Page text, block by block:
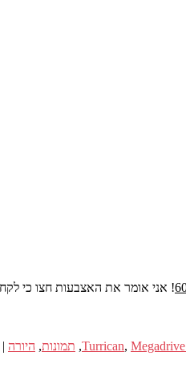
! אני אומר את האצבעות חצו כי
, Megadrive
, תמונות, היורה |